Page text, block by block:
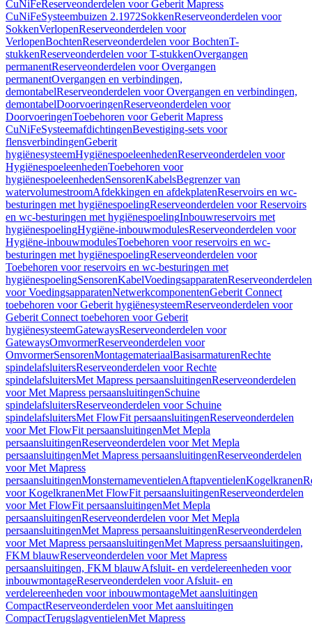
CuNiFeReserveonderdelen voor Geberit Mapress
CuNiFeSysteembuizen 2.1972SokkenReserveonderdelen voor
SokkenVerlopenReserveonderdelen voor
VerlopenBochtenReserveonderdelen voor BochtenT-
stukkenReserveonderdelen voor T-stukkenOvergangen
permanentReserveonderdelen voor Overgangen
permanentOvergangen en verbindingen,
demontabelReserveonderdelen voor Overgangen en verbindingen,
demontabelDoorvoeringenReserveonderdelen voor
DoorvoeringenToebehoren voor Geberit Mapress
CuNiFeSysteemafdichtingenBevestiging-sets voor
flensverbindingenGeberit
hygiënesysteemHygiënespoeleenhedenReserveonderdelen voor
HygiënespoeleenhedenToebehoren voor
hygiënespoeleenhedenSensorenKabelsBegrenzer van
watervolumestroomAfdekkingen en afdekplatenReservoirs en wc-
besturingen met hygiënespoelingReserveonderdelen voor Reservoirs
en wc-besturingen met hygiënespoelingInbouwreservoirs met
hygiënespoelingHygiëne-inbouwmodulesReserveonderdelen voor
Hygiëne-inbouwmodulesToebehoren voor reservoirs en wc-
besturingen met hygiënespoelingReserveonderdelen voor
Toebehoren voor reservoirs en wc-besturingen met
hygiënespoelingSensorenKabelVoedingsapparatenReserveonderdelen
voor VoedingsapparatenNetwerkcomponentenGeberit Connect
toebehoren voor Geberit hygiënesysteemReserveonderdelen voor
Geberit Connect toebehoren voor Geberit
hygiënesysteemGatewaysReserveonderdelen voor
GatewaysOmvormerReserveonderdelen voor
OmvormerSensorenMontagemateriaalBasisarmaturenRechte
spindelafsluitersReserveonderdelen voor Rechte
spindelafsluitersMet Mapress persaansluitingenReserveonderdelen
voor Met Mapress persaansluitingenSchuine
spindelafsluitersReserveonderdelen voor Schuine
spindelafsluitersMet FlowFit persaansluitingenReserveonderdelen
voor Met FlowFit persaansluitingenMet Mepla
persaansluitingenReserveonderdelen voor Met Mepla
persaansluitingenMet Mapress persaansluitingenReserveonderdelen
voor Met Mapress
persaansluitingenMonsternameventielenAftapventielenKogelkranen
voor KogelkranenMet FlowFit persaansluitingenReserveonderdelen
voor Met FlowFit persaansluitingenMet Mepla
persaansluitingenReserveonderdelen voor Met Mepla
persaansluitingenMet Mapress persaansluitingenReserveonderdelen
voor Met Mapress persaansluitingenMet Mapress persaansluitingen,
FKM blauwReserveonderdelen voor Met Mapress
persaansluitingen, FKM blauwAfsluit- en verdelereenheden voor
inbouwmontageReserveonderdelen voor Afsluit- en
verdelereenheden voor inbouwmontageMet aansluitingen
CompactReserveonderdelen voor Met aansluitingen
CompactTerugslagventielenMet Mapress